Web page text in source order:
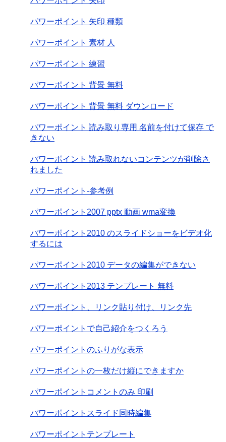
パワーポイント 矢印 種類
パワーポイント 素材 人
パワーポイント 練習
パワーポイント 背景 無料
パワーポイント 背景 無料 ダウンロード
パワーポイント 読み取り専用 名前を付けて保存 で
きない
パワーポイント 読み取れないコンテンツが削除さ
れました
パワーポイント-参考例
パワーポイント2007 pptx 動画 wma変換
パワーポイント2010 のスライドショーをビデオ化
するには
パワーポイント2010 データの編集ができない
パワーポイント2013 テンプレート 無料
パワーポイント、リンク貼り付け、リンク先
パワーポイントで自己紹介をつくろう
パワーポイントのふりがな表示
パワーポイントの一枚だけ縦にできますか
パワーポイントコメントのみ 印刷
パワーポイントスライド同時編集
パワーポイントテンプレート